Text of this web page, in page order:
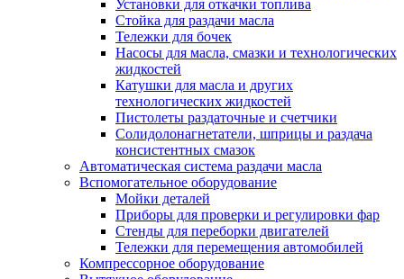
Установки для откачки топлива
Стойка для раздачи масла
Тележки для бочек
Насосы для масла, смазки и технологических
жидкостей
Катушки для масла и других
технологических жидкостей
Пистолеты раздаточные и счетчики
Солидолонагнетатели, шприцы и раздача
консистентных смазок
Автоматическая система раздачи масла
Вспомогательное оборудование
Мойки деталей
Приборы для проверки и регулировки фар
Стенды для переборки двигателей
Тележки для перемещения автомобилей
Компрессорное оборудование